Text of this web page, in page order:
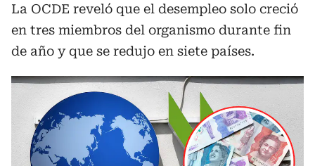
La OCDE reveló que el desempleo solo creció
en tres miembros del organismo durante fin
de año y que se redujo en siete países.